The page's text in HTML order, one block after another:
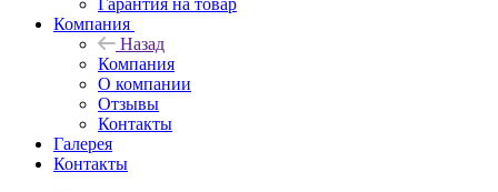
Гарантия на товар
Компания
Назад
Компания
О компании
Отзывы
Контакты
Галерея
Контакты